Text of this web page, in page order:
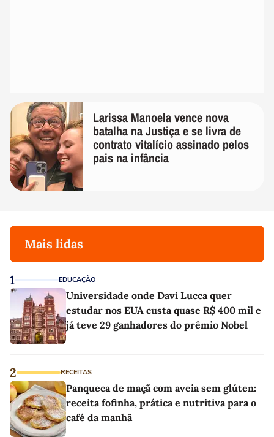
Larissa Manoela vence nova
batalha na Justiça e se livra de
contrato vitalício assinado pelos
pais na infância
Mais lidas
1 EDUCAÇÃO
Universidade onde Davi Lucca quer
estudar nos EUA custa quase R$ 400 mil e
já teve 29 ganhadores do prêmio Nobel
2 RECEITAS
Panqueca de maçã com aveia sem glúten:
receita fofinha, prática e nutritiva para o
café da manhã